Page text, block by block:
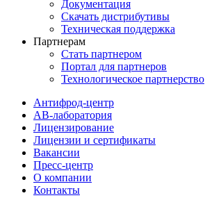
Документация
Скачать дистрибутивы
Техническая поддержка
Партнерам
Стать партнером
Портал для партнеров
Технологическое партнерство
Антифрод-центр
АВ-лаборатория
Лицензирование
Лицензии и сертификаты
Вакансии
Пресс-центр
О компании
Контакты